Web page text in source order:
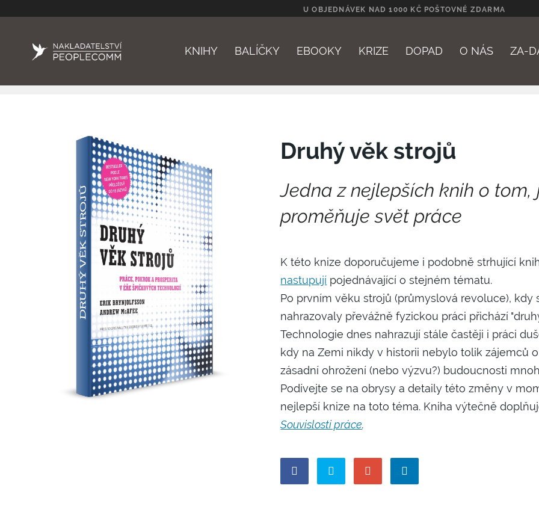
U OBJEDNÁVEK NAD 1000 KČ POŠTOVNÉ ZDARMA
KNIHY BALÍČKY EBOOKY KRIZE DOPAD O NÁS ZA-
Druhý věk strojů
Jedna z nejlepších knih o tom,
proměňuje svět práce
K této knize doporučujeme i podobně strhující
nastupují pojednávající o stejném tématu.
Po prvním věku strojů (průmyslová revoluce), kdy
nahrazovaly převážně fyzickou práci přichází
Technologie dnes nahrazují stále častěji i práci
kdy na Zemi nikdy v historii nebylo tolik zájemců
zásadní ohrožení (nebo výzvu?) budoucnosti
Podívejte se na obrysy a detaily této změny v
nejlepší knize na toto téma. Kniha výtečně
Souvislosti práce.